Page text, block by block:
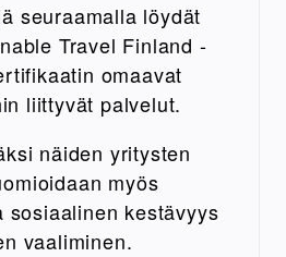
seuraamalla löydät
Travel Finland -
omaavat
liittyvät palvelut.
näiden yritysten
myös
sosiaalinen kestävyys
vaaliminen.